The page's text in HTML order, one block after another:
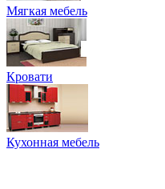
Мягкая мебель
Кровати
Кухонная мебель